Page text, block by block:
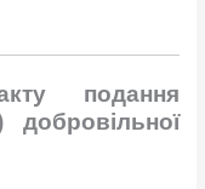
подання
добровільної